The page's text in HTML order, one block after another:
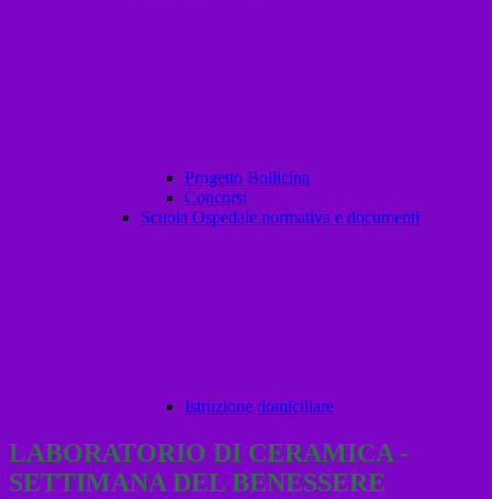
Progetto Bollicina
Concorsi
Scuola Ospedale normativa e documenti
Istruzione domiciliare
LABORATORIO DI CERAMICA -
SETTIMANA DEL BENESSERE